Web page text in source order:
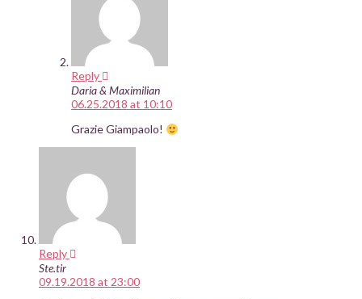
Reply
Daria & Maximilian
06.25.2018 at 10:10
Grazie Giampaolo!
Reply
Ste.tir
09.19.2018 at 23:00